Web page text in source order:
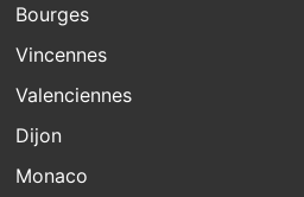
Bourges
Vincennes
Valenciennes
Dijon
Monaco